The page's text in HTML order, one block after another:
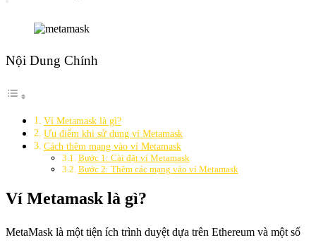
Nội Dung Chính
Ví Metamask là gì?
Ưu điểm khi sử dụng ví Metamask
Cách thêm mạng vào ví Metamask
Bước 1: Cài đặt ví Metamask
Bước 2: Thêm các mạng vào ví Metamask
Ví Metamask là gì?
MetaMask là một tiện ích trình duyệt dựa trên Ethereum và một số